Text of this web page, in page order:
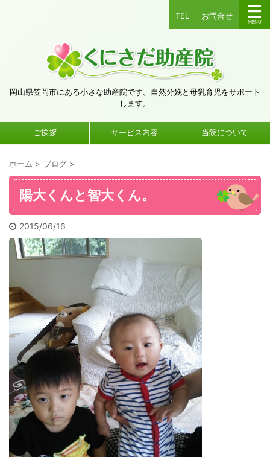
TEL お問合せ
岡山県笠岡市にある小さな助産院です。自然分娩と母乳育児をサポート
します。
ご挨拶 サービス内容 当院について
ホーム > ブログ >
陽大くんと智大くん。
2015/06/16